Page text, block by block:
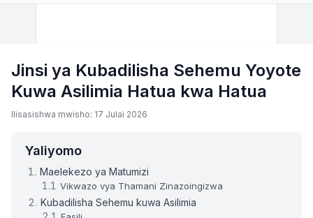
Jinsi ya Kubadilisha Sehemu Yoyote
Kuwa Asilimia Hatua kwa Hatua
Ilisasishwa mwisho: 17 Julai 2026
Yaliyomo
Maelekezo ya Matumizi
Vikwazo vya Thamani Zinazoingizwa
Kubadilisha Sehemu kuwa Asilimia